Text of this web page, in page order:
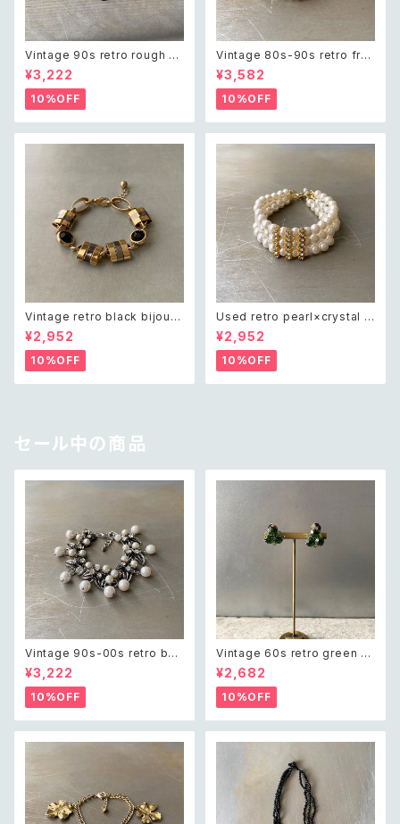
Vintage 90s retro rough cu
t green aventurine bracele
t レトロ ヴィンテージ アクセサ
リー 天然石 ラフカット グリーン
アベンチュリン ブレスレット
¥3,222
10%OFF
Vintage 80s-90s retro fre
sh water pearl bracelet レ
トロ ヴィンテージ アクセサリー
天然石 淡水パール 2連 ブレス
レット
¥3,582
10%OFF
Vintage retro black bijou b
icolor chain bracelet レトロ
ヴィンテージ アクセサリー ブラ
ック ビジュー バイカラー チェー
ン ブレスレット
¥2,952
10%OFF
Used retro pearl×crystal b
ijou wide bracelet レトロ ユ
ーズド アクセサリー クリスタル
ビジュー 3連 ワイド ブレスレッ
ト
¥2,952
10%OFF
セール中の商品
Vintage 90s-00s retro bot
anical crystal bijou×pearl
bracelet レトロ ヴィンテージ
アクセサリー ボタニカル クリス
タル ビジュー×パール ブレスレ
ット
¥3,222
10%OFF
Vintage 60s retro green bi
jou earring レトロ ヴィンテー
ジ アクセサリー グリーン ビジュ
ー イヤリング
¥2,682
10%OFF